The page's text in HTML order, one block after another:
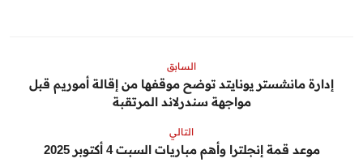
السابق
إدارة مانشستر يونايتد توضح موقفها من إقالة أموريم قبل
مواجهة سندرلاند المرتقبة
التالي
موعد قمة إنجلترا وأهم مباريات السبت 4 أكتوبر 2025